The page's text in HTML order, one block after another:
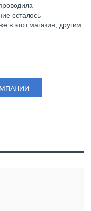
осталось
в этот магазин, другим